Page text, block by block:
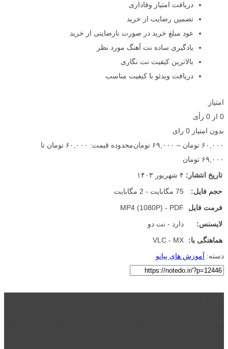
دریافت امتیاز وفاداری
تضمین رضایت از خرید
عود مبلغ خرید در صورت نارضایتی از خرید
یادگیری ساده نت آهنگ مورد نظر
بالاترین کیفیت نت نگاری
دریافت ویدئو با کیفیت مناسب
امتیاز
0 از 0 رأی
بدون امتیاز 0 رای
۶۰,۰۰۰ تومان – ۶۹,۰۰۰ تومان
محدوده قیمت: ۶۰,۰۰۰ تومان تا
۶۹,۰۰۰ تومان
تاریخ انتشار: ۴ شهریور ۱۴۰۳
حجم فایل:
75 مگابایت - 2 مگابایت
فرمت فایل
MP4 (1080P) - PDF
لایسنس:
دارد - نت دو
هماهنگی با:
VLC - MX
دسته: آموزش های پیانو